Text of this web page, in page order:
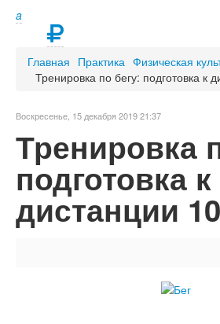
a
Главная Практика Физическая
Тренировка по бегу: подготовка к
Воскресенье, 15 декабря 2019 21:37
Тренировка
подготовка к
дистанции